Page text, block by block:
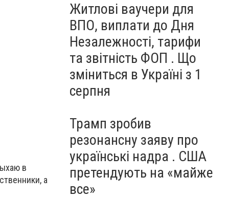
в
а
Житлові ваучери для
ВПО, виплати до Дня
Незалежності, тарифи
та звітність ФОП . Що
зміниться в Україні з 1
серпня
Трамп зробив
резонансну заяву про
українські надра . США
претендують на «майже
все»